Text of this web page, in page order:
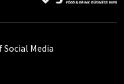
Social Media